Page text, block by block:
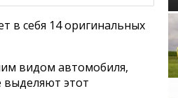
в себя 14 оригинальных
видом автомобиля,
выделяют этот